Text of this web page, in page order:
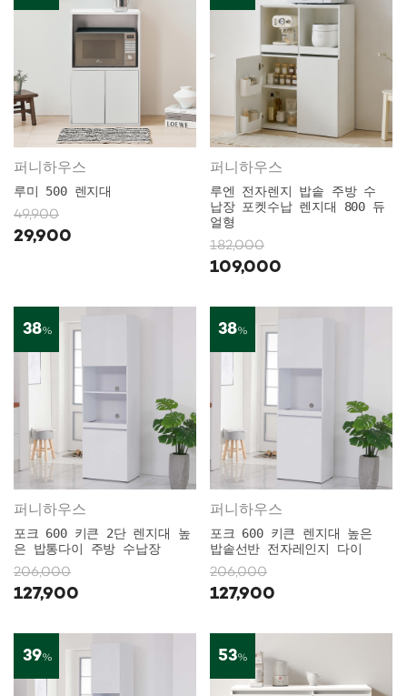
퍼니하우스
루미 500 렌지대
49,900
29,900
퍼니하우스
루엔 전자렌지 밥솥 주방 수
납장 포켓수납 렌지대 800 듀
얼형
182,000
109,000
38%
퍼니하우스
포크 600 키큰 2단 렌지대 높
은 밥통다이 주방 수납장
206,000
127,900
38%
퍼니하우스
포크 600 키큰 렌지대 높은
밥솥선반 전자레인지 다이
206,000
127,900
39% 53%